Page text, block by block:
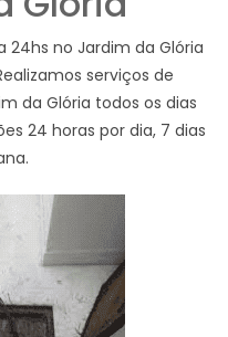
24hs no Jardim da Glória
serviços de
da Glória todos os dias
24 horas por dia, 7 dias